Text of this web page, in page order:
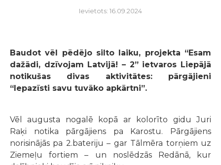
Ievietots: 16.09.2024
Baudot vēl pēdējo silto laiku, projekta “Esam
dažādi, dzīvojam Latvijā! – 2” ietvaros Liepājā
notikušas divas aktivitātes: pārgājieni
“Iepazīsti savu tuvāko apkārtni”.
Vēl augusta nogalē kopā ar kolorīto gidu Juri
Raķi notika pārgājiens pa Karostu. Pārgājiens
norisinājās pa 2.bateriju – gar Tālmēra torņiem uz
Ziemeļu fortiem – un noslēdzās Redānā, kur